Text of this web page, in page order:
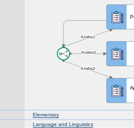
Elementary
Language and Linguistics